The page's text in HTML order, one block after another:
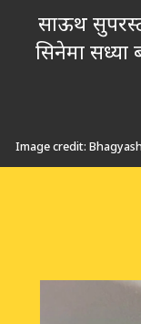
Image credit:
साऊथ
सिनेमा